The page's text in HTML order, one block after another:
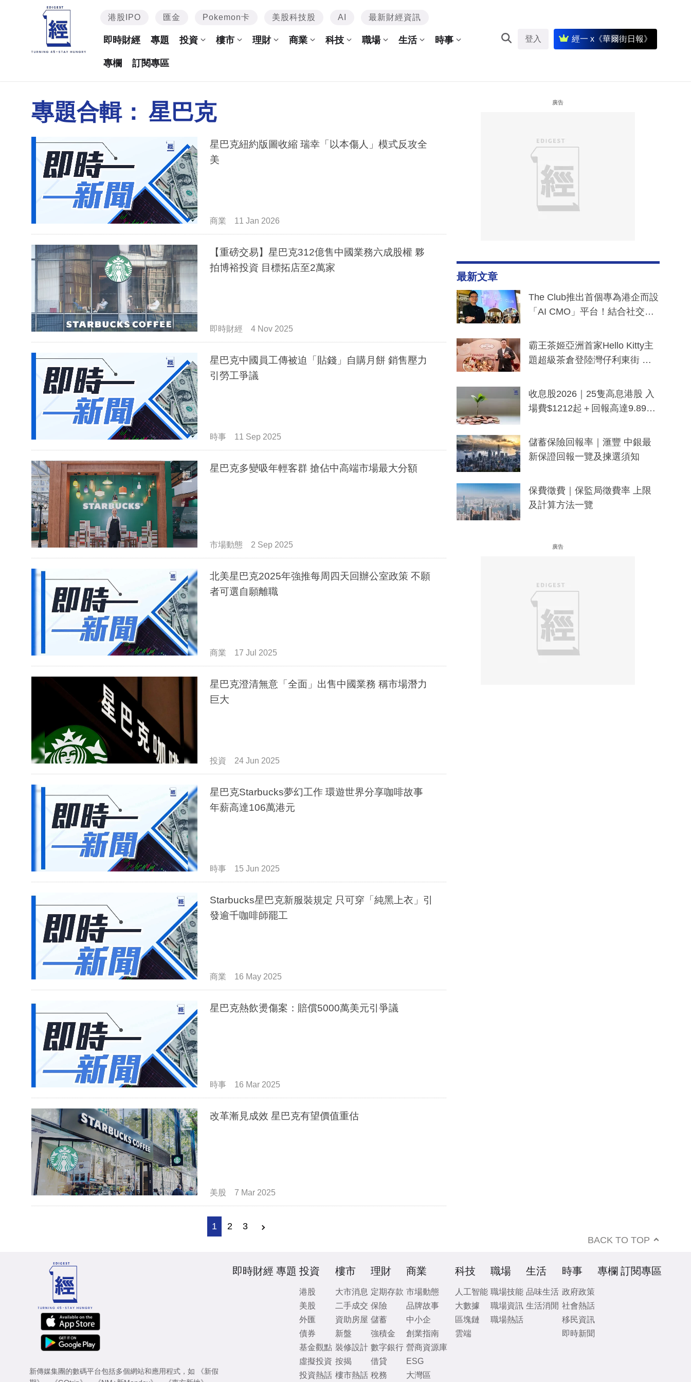
港股IPO 匯金 Pokemon卡 美股科技股 AI 最新財經資訊
即時財經 專題 投資 樓市 理財 商業 科技 職場 生活 時事
專欄 訂閱專區
登入 經一 x《華爾街日報》
專題合輯： 星巴克
星巴克紐約版圖收縮 瑞幸「以本傷人」模式反攻全
美
商業 11 Jan 2026
【重磅交易】星巴克312億售中國業務六成股權 夥
拍博裕投資 目標拓店至2萬家
即時財經 4 Nov 2025
星巴克中國員工傳被迫「貼錢」自購月餅 銷售壓力
引勞工爭議
時事 11 Sep 2025
星巴克多變吸年輕客群 搶佔中高端市場最大分額
市場動態 2 Sep 2025
北美星巴克2025年強推每周四天回辦公室政策 不願
者可選自願離職
商業 17 Jul 2025
星巴克澄清無意「全面」出售中國業務 稱市場潛力
巨大
投資 24 Jun 2025
星巴克Starbucks夢幻工作 環遊世界分享咖啡故事
年薪高達106萬港元
時事 15 Jun 2025
Starbucks星巴克新服裝規定 只可穿「純黑上衣」引
發逾千咖啡師罷工
商業 16 May 2025
星巴克熱飲燙傷案：賠償5000萬美元引爭議
時事 16 Mar 2025
改革漸見成效 星巴克有望價值重估
美股 7 Mar 2025
1 2 3
廣告
最新文章
The Club推出首個專為港企而設
「AI CMO」平台！結合社交聆
分鐘生成「貼地」宣傳短片
霸王茶姬亞洲首家Hello Kitty主
題超級茶倉登陸灣仔利東街 推
y及香港限定特調系列
收息股2026｜25隻高息港股 入
場費$1212起＋回報高達9.89
儲蓄保險回報率｜滙豐 中銀最
新保證回報一覽及揀選須知
保費徵費｜保監局徵費率 上限
及計算方法一覽
廣告
BACK TO TOP
新傳媒集團的數碼平台包括多個網站和應用程式，如
《新假
即時財經 專題 投資
港股
美股
外匯
債券
基金觀點
虛擬投資
投資熱話
樓市
大市消息
二手成交
資助房屋
新盤
裝修設計
按揭
樓市熱話
理財
定期存款
保險
儲蓄
強積金
數字銀行
借貸
稅務
商業
市場動態
品牌故事
中小企
創業指南
營商資源庫
ESG
大灣區
科技
人工智能
大數據
區塊鏈
雲端
職場
職場技能
職場資訊
職場熱話
生活
品味生活
生活消閒
時事
政府政策
社會熱話
移民資訊
即時新聞
專欄 訂閱專區